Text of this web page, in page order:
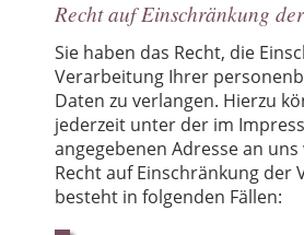
Recht auf Einschränkung
Sie haben das Recht, die
Verarbeitung Ihrer
Daten zu verlangen. Hierzu
jederzeit unter der im
angegebenen Adresse an uns
Recht auf Einschränkung der
besteht in folgenden Fällen: